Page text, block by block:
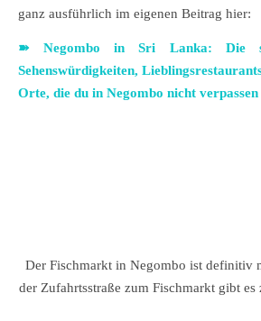
ganz ausführlich im eigenen Beitrag hier:
➽
Negombo in Sri Lanka: Die
Sehenswürdigkeiten,
Orte, die du in Negombo nicht verpassen
Der Fischmarkt in Negombo ist definitiv
der Zufahrtsstraße zum Fischmarkt gibt es